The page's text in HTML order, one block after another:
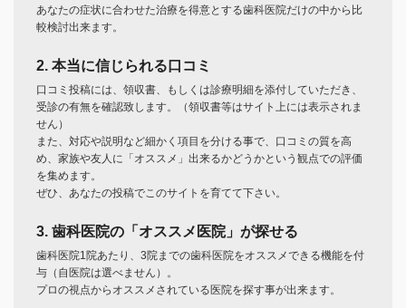
あなたの症状に合わせた治療を得意とする歯科医院だけの中から比
較検討出来ます。
2. 本当に信じられる口コミ
口コミ投稿には、領収書、もしくは診療明細を添付していただき、
受診の有無を確認致します。（領収書等はサイト上には表示されま
せん）
また、対応や説明など細かく項目を分ける事で、口コミの質を高
め、家族や友人に「オススメ」出来るかどうかという観点での評価
を集めます。
ぜひ、あなたの投稿でこのサイトを育てて下さい。
3. 歯科医院の「オススメ医院」が探せる
歯科医院1院あたり、3院までの歯科医院をオススメできる機能を付
与（自医院は選べません）。
プロの視点からオススメされている医院を探す事が出来ます。